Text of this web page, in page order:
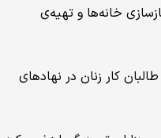
خانه‌ها و تهیه‌ی
کار زنان در نهادهای